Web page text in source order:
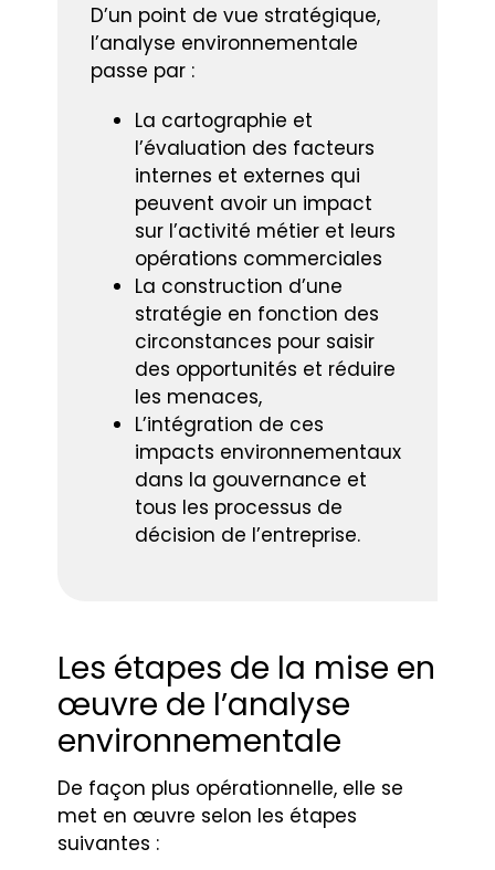
D’un point de vue stratégique,
l’analyse environnementale
passe par :
La cartographie et
l’évaluation des facteurs
internes et externes qui
peuvent avoir un impact
sur l’activité métier et leurs
opérations commerciales
La construction d’une
stratégie en fonction des
circonstances pour saisir
des opportunités et réduire
les menaces,
L’intégration de ces
impacts environnementaux
dans la gouvernance et
tous les processus de
décision de l’entreprise.
Les étapes de la mise en
œuvre de l’analyse
environnementale
De façon plus opérationnelle, elle se
met en œuvre selon les étapes
suivantes :